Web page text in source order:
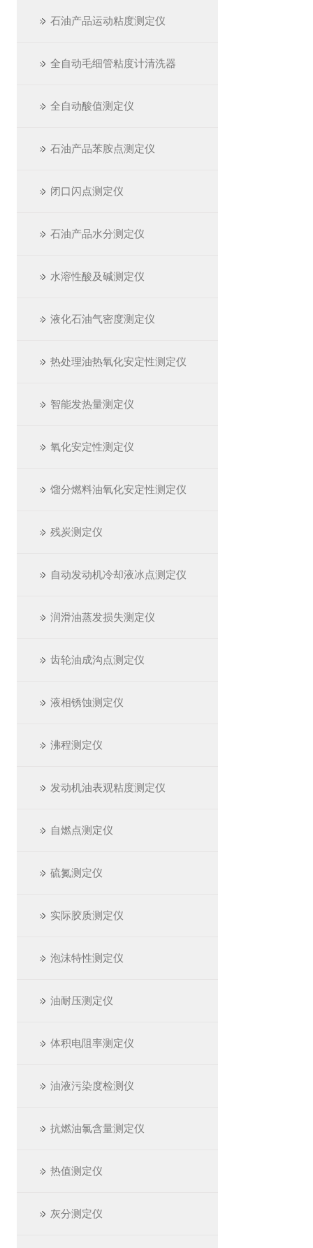
石油产品运动粘度测定仪
全自动毛细管粘度计清洗器
全自动酸值测定仪
石油产品苯胺点测定仪
闭口闪点测定仪
石油产品水分测定仪
水溶性酸及碱测定仪
液化石油气密度测定仪
热处理油热氧化安定性测定仪
智能发热量测定仪
氧化安定性测定仪
馏分燃料油氧化安定性测定仪
残炭测定仪
自动发动机冷却液冰点测定仪
润滑油蒸发损失测定仪
齿轮油成沟点测定仪
液相锈蚀测定仪
沸程测定仪
发动机油表观粘度测定仪
自燃点测定仪
硫氮测定仪
实际胶质测定仪
泡沫特性测定仪
油耐压测定仪
体积电阻率测定仪
油液污染度检测仪
抗燃油氯含量测定仪
热值测定仪
灰分测定仪